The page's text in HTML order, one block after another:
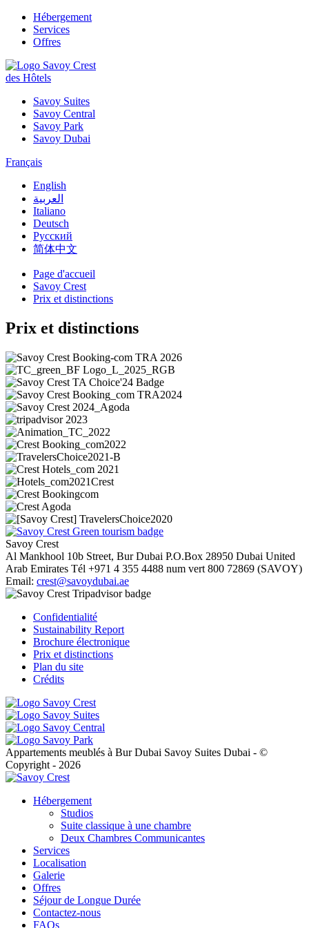
Hébergement
Services
Offres
des Hôtels
Savoy Suites
Savoy Central
Savoy Park
Savoy Dubai
Français
English
العربية
Italiano
Deutsch
Русский
简体中文
Page d'accueil
Savoy Crest
Prix et distinctions
Prix et distinctions
Savoy Crest
Al Mankhool 10b Street, Bur Dubai P.O.Box 28950 Dubai United
Arab Emirates Tél +971 4 355 4488 num vert 800 72869 (SAVOY)
Email: crest@savoydubai.ae
Confidentialité
Sustainability Report
Brochure électronique
Prix et distinctions
Plan du site
Crédits
Appartements meublés à Bur Dubai Savoy Suites Dubai - ©
Copyright - 2026
Hébergement
Studios
Suite classique à une chambre
Deux Chambres Communicantes
Services
Localisation
Galerie
Offres
Séjour de Longue Durée
Contactez-nous
FAQs